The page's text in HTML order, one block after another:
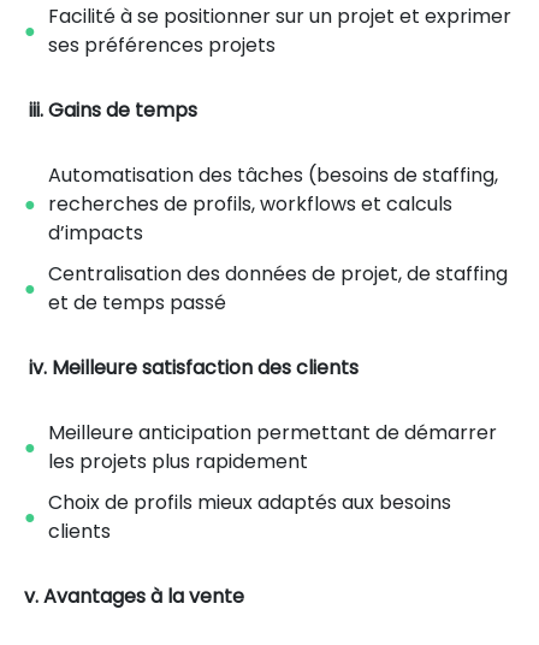
Facilité à se positionner sur un projet et exprimer
ses préférences projets
iii. Gains de temps
Automatisation des tâches (besoins de staffing,
recherches de profils, workflows et calculs
d’impacts
Centralisation des données de projet, de staffing
et de temps passé
iv. Meilleure satisfaction des clients
Meilleure anticipation permettant de démarrer
les projets plus rapidement
Choix de profils mieux adaptés aux besoins
clients
v. Avantages à la vente